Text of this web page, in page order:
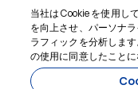
当社は Cookie を使用し
を向上させ、パーソナ
ラフィックを分析しま
の使用に同意したことに
お手伝いします